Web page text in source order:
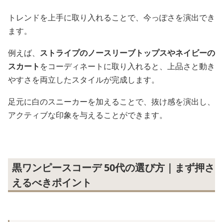
トレンドを上手に取り入れることで、今っぽさを演出でき
ます。
例えば、 ストライプのノースリーブトップスやネイビーの
スカート をコーディネートに取り入れると、上品さと動き
やすさを両立したスタイルが完成します。
足元に白のスニーカーを加えることで、抜け感を演出し、
アクティブな印象を与えることができます。
黒ワンピースコーデ 50代の選び方｜まず押さ
えるべきポイント